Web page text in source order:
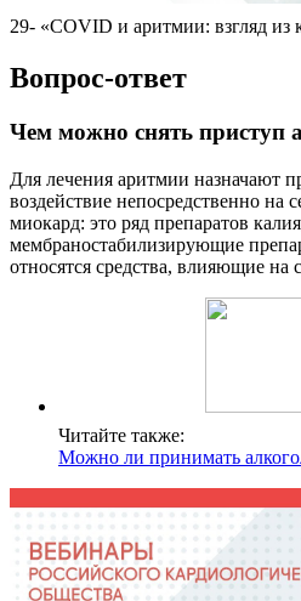
29- «COVID и аритмии: взгляд из
Вопрос-ответ
Чем можно снять приступ
Для лечения аритмии назначают
воздействие непосредственно
миокард: это ряд препаратов
мембраностабилизирующие
относятся средства, влияющие на
Читайте также:
Можно ли принимать